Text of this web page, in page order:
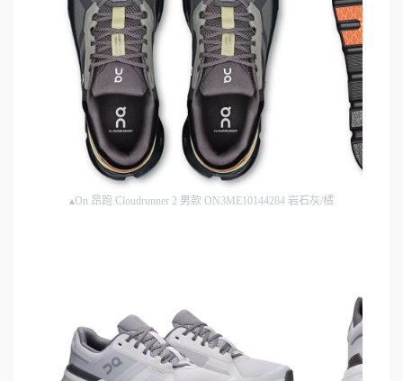
▴On 昂跑 Cloudrunner 2 男款 ON3ME10144284 岩石灰/橘